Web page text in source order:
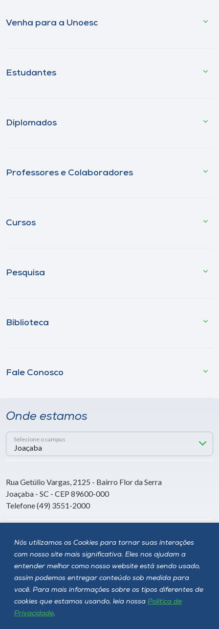
Nós utilizamos os Cookies para tornar suas interações
com nosso site mais significativa. Eles nos ajudam a
entender melhor como nosso website está sendo usado,
assim podemos entregar conteúdo sob medida para
você. Para mais informações sobre os tipos diferentes de
cookies que estamos usando, leia nossa Política de
Privacidade.
Venha para a Unoesc
Estudantes
Diplomados
Professores e Colaboradores
Cursos
Pesquisa
Biblioteca
Fale Conosco
Onde estamos
Selecione o campus
Rua Getúlio Vargas, 2125 - Bairro Flor da Serra
Joaçaba - SC - CEP 89600-000
Telefone (49) 3551-2000
Siga a Unoesc